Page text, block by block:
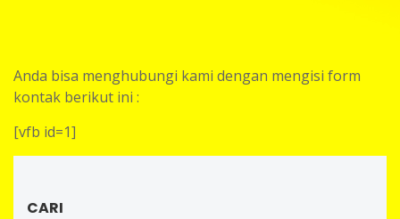
Anda bisa menghubungi kami dengan mengisi form
kontak berikut ini :
[vfb id=1]
CARI